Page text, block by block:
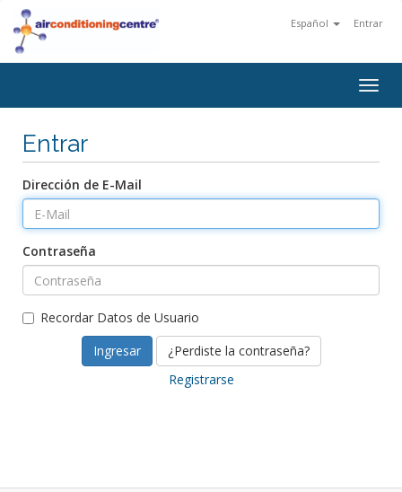
Español Entrar
Entrar
Dirección de E-Mail
Contraseña
Recordar Datos de Usuario
¿Perdiste la contraseña?
Registrarse